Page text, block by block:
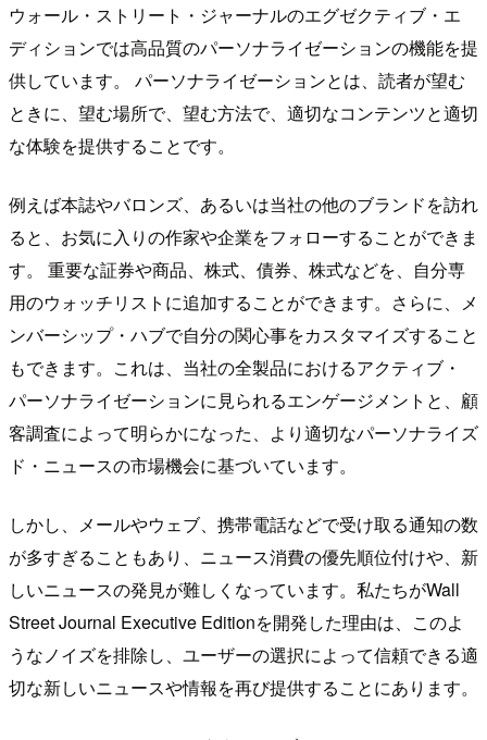
ウォール・ストリート・ジャーナルのエグゼクティブ・エ
ディションでは高品質のパーソナライゼーションの機能を提
供しています。 パーソナライゼーションとは、読者が望む
ときに、望む場所で、望む方法で、適切なコンテンツと適切
な体験を提供することです。
例えば本誌やバロンズ、あるいは当社の他のブランドを訪れ
ると、お気に入りの作家や企業をフォローすることができま
す。 重要な証券や商品、株式、債券、株式などを、自分専
用のウォッチリストに追加することができます。さらに、メ
ンバーシップ・ハブで自分の関心事をカスタマイズすること
もできます。これは、当社の全製品におけるアクティブ・
パーソナライゼーションに見られるエンゲージメントと、顧
客調査によって明らかになった、より適切なパーソナライズ
ド・ニュースの市場機会に基づいています。
しかし、メールやウェブ、携帯電話などで受け取る通知の数
が多すぎることもあり、ニュース消費の優先順位付けや、新
しいニュースの発見が難しくなっています。私たちがWall
Street Journal Executive Editionを開発した理由は、このよ
うなノイズを排除し、ユーザーの選択によって信頼できる適
切な新しいニュースや情報を再び提供することにあります。